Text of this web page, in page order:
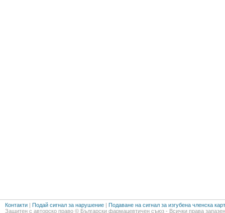
Контакти | Подай сигнал за нарушение | Подаване на сигнал за изгубена членска
Защитен с авторско право © Български фармацевтичен съюз - Всички права